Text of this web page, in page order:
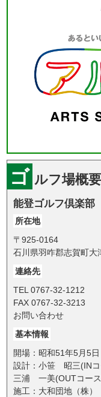
ゴ ルフ場概要
能登ゴルフ倶楽部
所在地
〒925-0164
石川県羽咋郡志賀町大
連絡先
TEL 0767-32-1212
FAX 0767-32-3213
お問い合わせ
基本情報
開場：昭和51年5月5日
設計：小笹 昭三(INコ
三浦 一美(OUTコー
施工：大和団地（株）